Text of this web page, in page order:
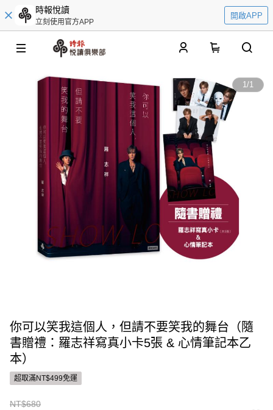
時報悅讀
立刻使用官方APP
開啟APP
1/1
你可以笑我這個人，但請不要笑我的舞台（隨
書贈禮：羅志祥寫真小卡5張 & 心情筆記本乙
本）
超取滿NT$499免運
NT$680